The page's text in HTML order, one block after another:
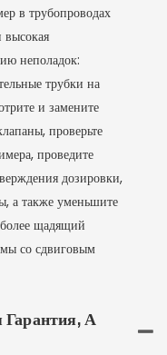
в трубопроводах
неполадок:
трубки на
и замените
проверьте
проведите
дозировки,
а также уменьшите
более щадящий
со сдвиговым
А